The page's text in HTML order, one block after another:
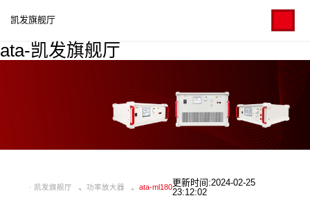
ata-凯发旗舰厅
凯发旗舰厅
凯发旗舰厅 功率放大器 ata-ml180更新时间:2024-02-25
23:12:02